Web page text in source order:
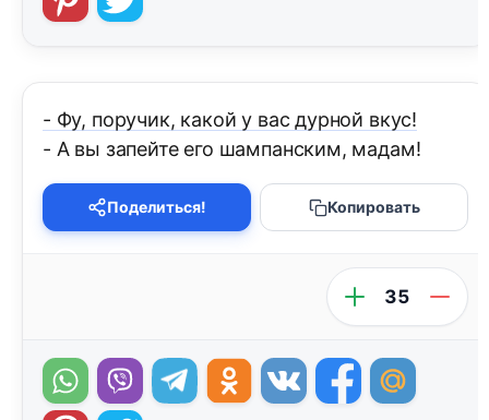
- Фу, поручик, какой у вас дурной вкус!
- А вы запейте его шампанским, мадам!
Поделиться! Копировать
35